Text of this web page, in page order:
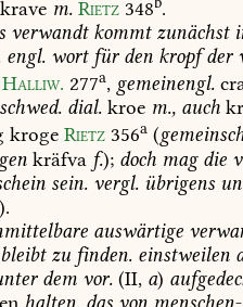
krave m. Rietz 348 .
verwandtkommtzunächst
engl. wortfürden kropfder
Halliw. 277a, gemeinengl.
schwed. dial. kroe m., auch
kroge Rietz 356a (
kräfva f.); doch magdie
sein. vergl. übrigens
auswärtige
zu finden. einstweilen
dem vor. (II, a)
halten, das von menschen-